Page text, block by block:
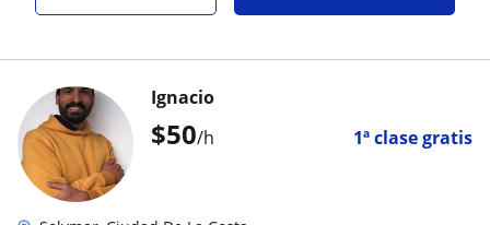
$50/h 1ª clase gratis
Ignacio